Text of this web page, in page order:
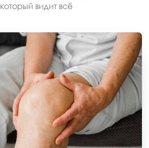
который видит всё